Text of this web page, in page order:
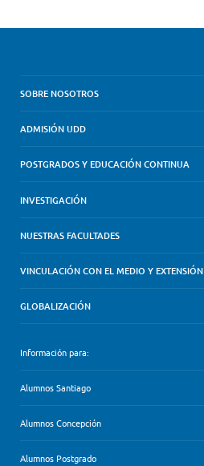
SOBRE NOSOTROS
ADMISIÓN UDD
POSTGRADOS Y EDUCACIÓN CONTINUA
INVESTIGACIÓN
NUESTRAS FACULTADES
VINCULACIÓN CON EL MEDIO Y EXTENSIÓN
GLOBALIZACIÓN
Información para:
Alumnos Santiago
Alumnos Concepción
Alumnos Postgrado